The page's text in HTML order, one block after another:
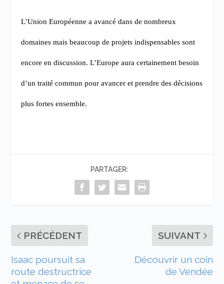
L’Union Européenne a avancé dans de nombreux
domaines mais beaucoup de projets indispensables sont
encore en discussion. L’Europe aura certainement besoin
d’un traité commun pour avancer et prendre des décisions
plus fortes ensemble.
PARTAGER:
PRÉCÉDENT
Isaac poursuit sa
route destructrice
SUIVANT
Découvrir un coin
de Vendée